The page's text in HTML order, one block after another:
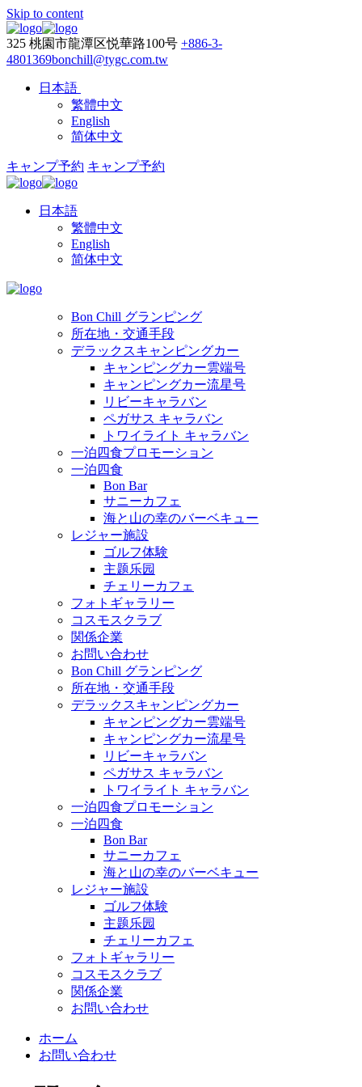
Skip to content
325 桃園市龍潭区悦華路100号 +886-3-
4801369bonchill@tygc.com.tw
日本語
繁體中文
English
简体中文
キャンプ予約 キャンプ予約
日本語
繁體中文
English
简体中文
Bon Chill グランピング
所在地・交通手段
デラックスキャンピングカー
キャンピングカー雲端号
キャンピングカー流星号
リビーキャラバン
ペガサス キャラバン
トワイライト キャラバン
一泊四食プロモーション
一泊四食
Bon Bar
サニーカフェ
海と山の幸のバーベキュー
レジャー施設
ゴルフ体験
主题乐园
チェリーカフェ
フォトギャラリー
コスモスクラブ
関係企業
お問い合わせ
Bon Chill グランピング
所在地・交通手段
デラックスキャンピングカー
キャンピングカー雲端号
キャンピングカー流星号
リビーキャラバン
ペガサス キャラバン
トワイライト キャラバン
一泊四食プロモーション
一泊四食
Bon Bar
サニーカフェ
海と山の幸のバーベキュー
レジャー施設
ゴルフ体験
主题乐园
チェリーカフェ
フォトギャラリー
コスモスクラブ
関係企業
お問い合わせ
ホーム
お問い合わせ